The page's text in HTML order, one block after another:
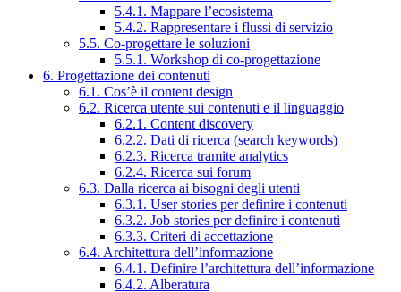
5.4.1. Mappare l’ecosistema
5.4.2. Rappresentare i flussi di servizio
5.5. Co-progettare le soluzioni
5.5.1. Workshop di co-progettazione
6. Progettazione dei contenuti
6.1. Cos’è il content design
6.2. Ricerca utente sui contenuti e il linguaggio
6.2.1. Content discovery
6.2.2. Dati di ricerca (search keywords)
6.2.3. Ricerca tramite analytics
6.2.4. Ricerca sui forum
6.3. Dalla ricerca ai bisogni degli utenti
6.3.1. User stories per definire i contenuti
6.3.2. Job stories per definire i contenuti
6.3.3. Criteri di accettazione
6.4. Architettura dell’informazione
6.4.1. Definire l’architettura dell’informazione
6.4.2. Alberatura